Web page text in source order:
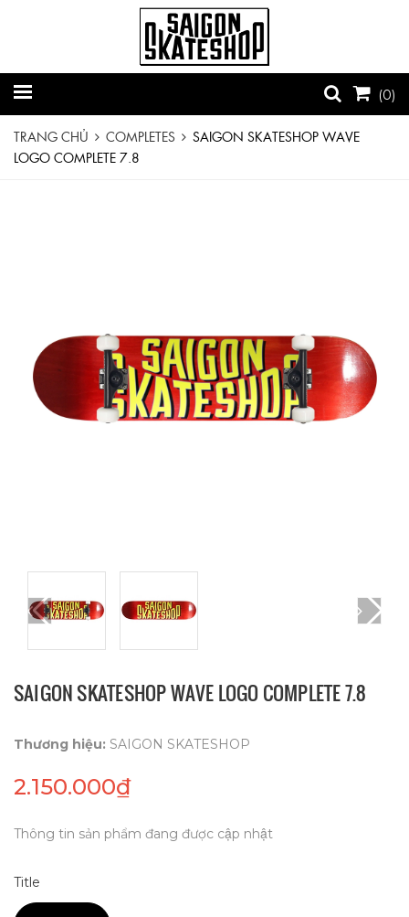
(0)
TRANG CHỦ COMPLETES
SAIGON SKATESHOP WAVE
LOGO COMPLETE 7.8
SAIGON SKATESHOP WAVE LOGO COMPLETE 7.8
Thương hiệu: SAIGON SKATESHOP
2.150.000₫
Thông tin sản phẩm đang được cập nhật
Title